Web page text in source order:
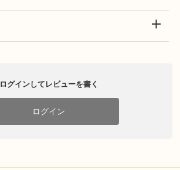
ログインしてレビューを書く
ログイン